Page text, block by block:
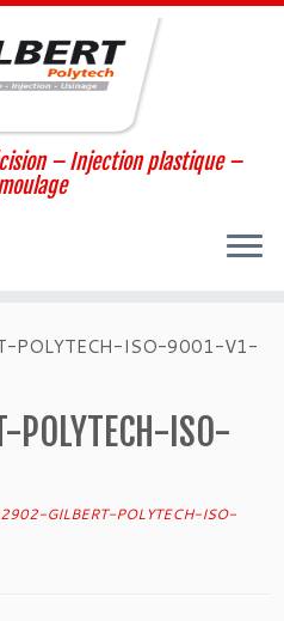
– Injection plastique –
POLYTECH-ISO-9001-V1-
ISO-
GILBERT-POLYTECH-ISO-